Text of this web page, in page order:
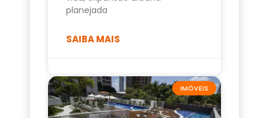
planejada
SAIBA MAIS
IMÓVEIS